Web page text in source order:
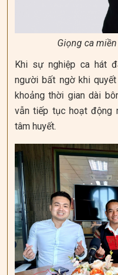
Giọng ca
Khi sự nghiệp ca hát
người bất ngờ khi
khoảng thời gian dài
vẫn tiếp tục hoạt động
tâm huyết.